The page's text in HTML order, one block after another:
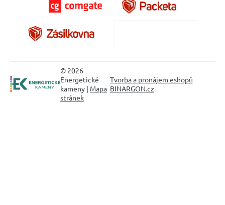
© 2026
Energetické
kameny | Mapa
stránek
Tvorba a pronájem eshopů
BINARGON.cz